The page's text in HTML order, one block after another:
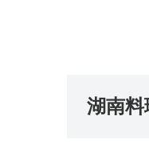
湖南